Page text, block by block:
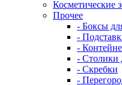
Косметические
Прочее
- Боксы
-
-
- Столики
- Скребки
-